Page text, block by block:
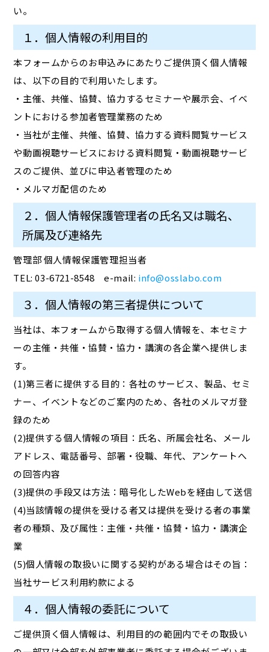
い。
１．個人情報の利用目的
本フォームからのお申込みにあたりご提供頂く個人情報
は、以下の目的で利用いたします。
・主催、共催、協賛、協力するセミナーや展示会、イベ
ントにおける参加者管理業務のため
・当社が主催、共催、協賛、協力する資料閲覧サービス
や動画視聴サービスにおける資料閲覧・動画視聴サービ
スのご提供、並びに申込者管理のため
・メルマガ配信のため
２．個人情報保護管理者の氏名又は職名、
所属及び連絡先
管理部 個人情報保護管理担当者
TEL: 03-6721-8548 e-mail: info@osslabo.com
３．個人情報の第三者提供について
当社は、本フォームから取得する個人情報を、本セミナ
ーの主催・共催・協賛・協力・講演の各企業へ提供しま
す。
(1)第三者に提供する目的：各社のサービス、製品、セミ
ナー、イベントなどのご案内のため、各社のメルマガ登
録のため
(2)提供する個人情報の項目：氏名、所属会社名、メール
アドレス、電話番号、部署・役職、年代、アンケートへ
の回答内容
(3)提供の手段又は方法：暗号化したWebを経由して送信
(4)当該情報の提供を受ける者又は提供を受ける者の事業
者の種類、及び属性：主催・共催・協賛・協力・講演企
業
(5)個人情報の取扱いに関する契約がある場合はその旨：
当社サービス利用約款による
４．個人情報の委託について
ご提供頂く個人情報は、利用目的の範囲内でその取扱い